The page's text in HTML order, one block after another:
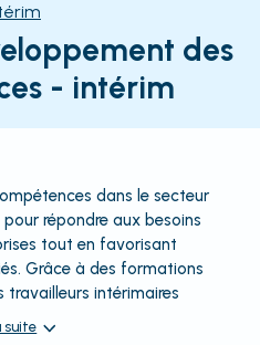
des
- intérim
dans le secteur
répondre aux besoins
tout en favorisant
Grâce à des formations
travailleurs intérimaires
suite